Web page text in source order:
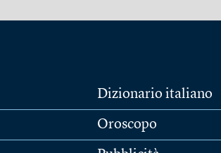
Dizionario italiano
Oroscopo